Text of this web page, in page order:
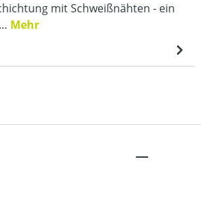
mit Schweißnähten - ein
Mehr